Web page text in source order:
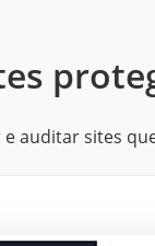
auditar sites